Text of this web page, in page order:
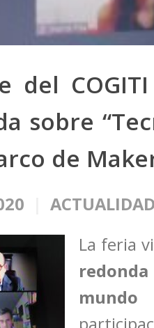
del
sobre
de
La feria
redonda
mundo